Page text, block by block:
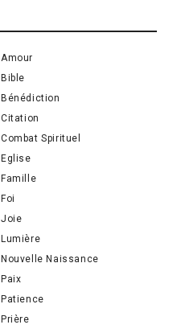
Amour
Bible
Bénédiction
Citation
Combat Spirituel
Eglise
Famille
Foi
Joie
Lumière
Nouvelle Naissance
Paix
Patience
Prière